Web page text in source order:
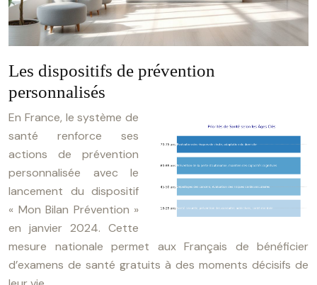
Les dispositifs de prévention
personnalisés
En France, le système de
santé renforce ses
actions de prévention
personnalisée avec le
lancement du dispositif
« Mon Bilan Prévention »
en janvier 2024. Cette
mesure nationale permet aux Français de bénéficier
d’examens de santé gratuits à des moments décisifs de